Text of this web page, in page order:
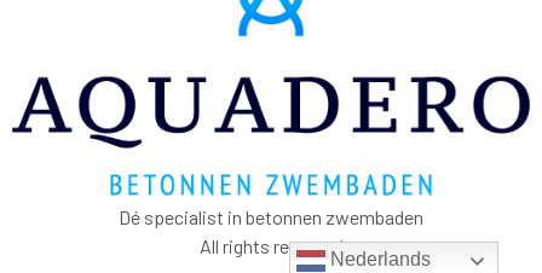
Dé specialist in betonnen zwembaden
All rights reserved
Nederlands